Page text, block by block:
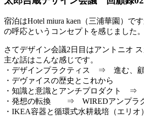
宿泊はHotel miura kaen（三浦華園）
の呼応というコンセプトを感じました。
さてデザイン会議2日目はアントニオ
主な話はこんな感じです。
・デザインプラクティス ⇒ 進む、
・デヴァイスの歴史とこれから
・知識と意識とアンチプロダクト ⇒
・発想の転換 ⇒ WIREDアンプラ
・IKEA容器と循環式水耕栽培（エリオ）